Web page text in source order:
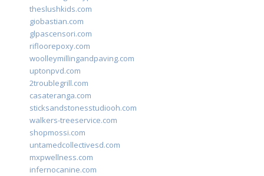
theslushkids.com
giobastian.com
glpascensori.com
rifloorepoxy.com
woolleymillingandpaving.com
uptonpvd.com
2troublegrill.com
casateranga.com
sticksandstonesstudiooh.com
walkers-treeservice.com
shopmossi.com
untamedcollectivesd.com
mxpwellness.com
infernocanine.com